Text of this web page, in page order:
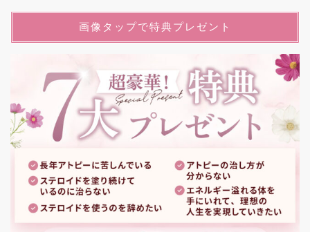
画像タップで特典プレゼント